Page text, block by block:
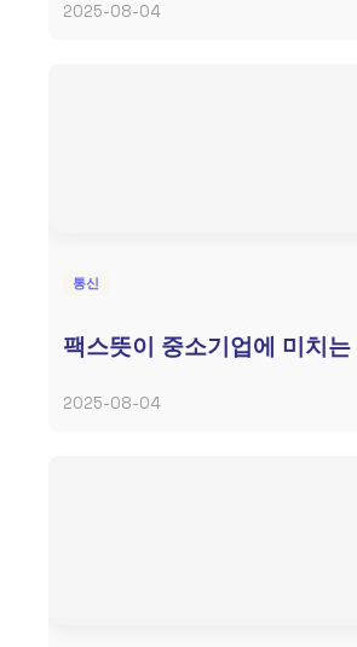
2025-08-04
통신
팩스뜻이 중소기업에 미치는
2025-08-04